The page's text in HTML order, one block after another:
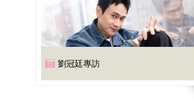
劉冠廷專訪